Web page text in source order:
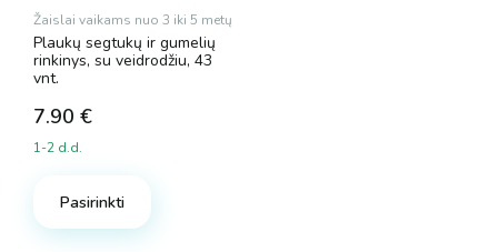
Žaislai vaikams nuo 3 iki 5 metų
Plaukų segtukų ir gumelių
rinkinys, su veidrodžiu, 43
vnt.
7.90 €
1-2 d.d.
Pasirinkti